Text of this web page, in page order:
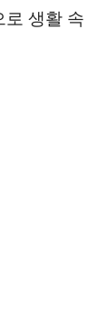
로 생활 속